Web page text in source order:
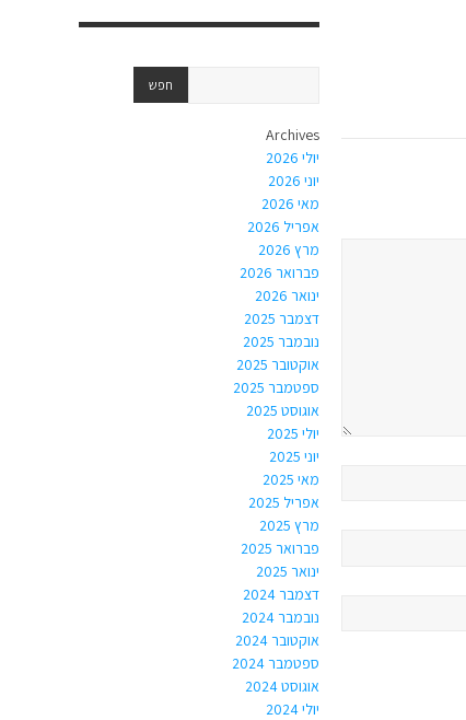
Archives
יולי 2026
יוני 2026
מאי 2026
אפריל 2026
מרץ 2026
פברואר 2026
ינואר 2026
דצמבר 2025
נובמבר 2025
אוקטובר 2025
ספטמבר 2025
אוגוסט 2025
יולי 2025
יוני 2025
מאי 2025
אפריל 2025
מרץ 2025
פברואר 2025
ינואר 2025
דצמבר 2024
נובמבר 2024
אוקטובר 2024
ספטמבר 2024
אוגוסט 2024
יולי 2024